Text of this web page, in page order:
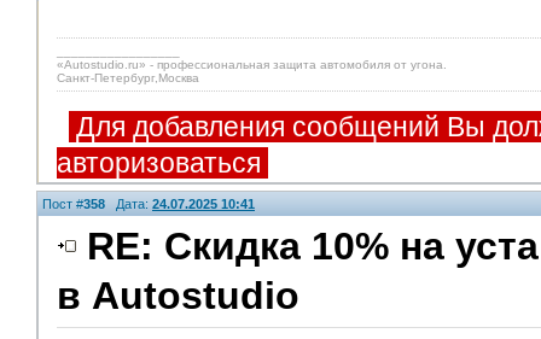
«Autostudio.ru» - профессиональная защита автомобиля от угона.
Санкт-Петербург,Москва
Для добавления сообщений Вы
авторизоваться
Пост #358 Дата: 24.07.2025 10:41
RE: Скидка 10% на
в Autostudio